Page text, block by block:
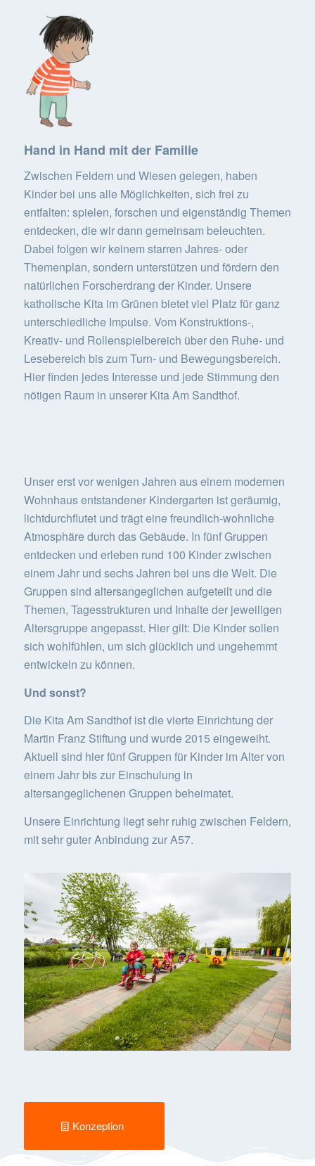
Hand in Hand mit der Familie
Zwischen Feldern und Wiesen gelegen, haben
Kinder bei uns alle Möglichkeiten, sich frei zu
entfalten: spielen, forschen und eigenständig Themen
entdecken, die wir dann gemeinsam beleuchten.
Dabei folgen wir keinem starren Jahres- oder
Themenplan, sondern unterstützen und fördern den
natürlichen Forscherdrang der Kinder. Unsere
katholische Kita im Grünen bietet viel Platz für ganz
unterschiedliche Impulse. Vom Konstruktions-,
Kreativ- und Rollenspielbereich über den Ruhe- und
Lesebereich bis zum Turn- und Bewegungsbereich.
Hier finden jedes Interesse und jede Stimmung den
nötigen Raum in unserer Kita Am Sandthof.
Unser erst vor wenigen Jahren aus einem modernen
Wohnhaus entstandener Kindergarten ist geräumig,
lichtdurchflutet und trägt eine freundlich-wohnliche
Atmosphäre durch das Gebäude. In fünf Gruppen
entdecken und erleben rund 100 Kinder zwischen
einem Jahr und sechs Jahren bei uns die Welt. Die
Gruppen sind altersangeglichen aufgeteilt und die
Themen, Tagesstrukturen und Inhalte der jeweiligen
Altersgruppe angepasst. Hier gilt: Die Kinder sollen
sich wohlfühlen, um sich glücklich und ungehemmt
entwickeln zu können.
Und sonst?
Die Kita Am Sandthof ist die vierte Einrichtung der
Martin Franz Stiftung und wurde 2015 eingeweiht.
Aktuell sind hier fünf Gruppen für Kinder im Alter von
einem Jahr bis zur Einschulung in
altersangeglichenen Gruppen beheimatet.
Unsere Einrichtung liegt sehr ruhig zwischen Feldern,
mit sehr guter Anbindung zur A57.
Konzeption